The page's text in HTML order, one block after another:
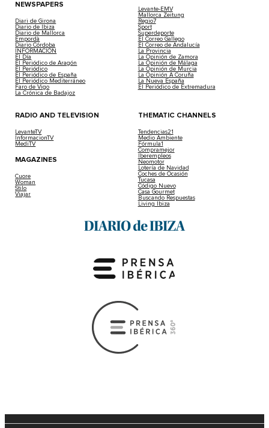
NEWSPAPERS
Diari de Girona
Diario de Ibiza
Diario de Mallorca
Empordà
Diario Córdoba
INFORMACIÓN
El Día
El Periódico de Aragón
El Periódico
El Periódico de España
El Periódico Mediterráneo
Faro de Vigo
La Crónica de Badajoz
Levante-EMV
Mallorca Zeitung
Regio7
Sport
Superdeporte
El Correo Gallego
El Correo de Andalucía
La Provincia
La Opinión de Zamora
La Opinión de Málaga
La Opinión de Murcia
La Opinión A Coruña
La Nueva España
El Periódico de Extremadura
RADIO AND TELEVISION
LevanteTV
InformacionTV
MediTV
MAGAZINES
Cuore
Woman
Stilo
Viajar
THEMATIC CHANNELS
Tendencias21
Medio Ambiente
Fórmula1
Compramejor
Iberempleos
Neomotor
Lotería de Navidad
Coches de Ocasión
Tucasa
Código Nuevo
Casa Gourmet
Buscando Respuestas
Living Ibiza